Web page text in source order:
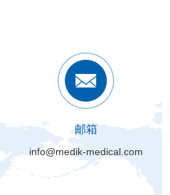
邮箱
info@medik-medical.com